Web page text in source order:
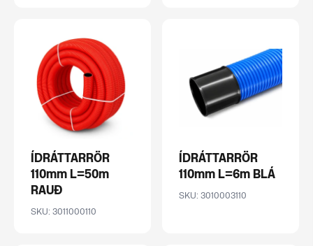
ÍDRÁTTARRÖR
110mm L=50m
RAUÐ
SKU: 3011000110
ÍDRÁTTARRÖR
110mm L=6m BLÁ
SKU: 3010003110